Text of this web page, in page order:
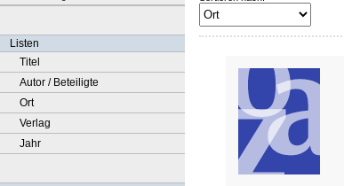
Listen
Titel
Autor / Beteiligte
Ort
Verlag
Jahr